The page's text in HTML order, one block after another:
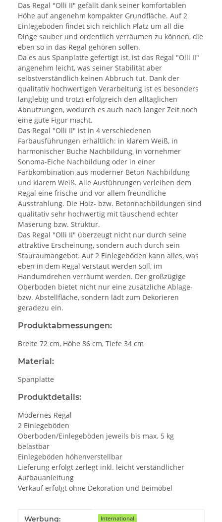
Das Regal "Olli II" gefällt dank seiner komfortablen
Höhe auf angenehm kompakter Grundfläche. Auf 2
Einlegeböden findet sich reichlich Platz um all die
Dinge sauber und ordentlich verräumen zu können, die
eben so in das Regal gehören sollen.
Da es aus Spanplatte gefertigt ist, ist das Regal "Olli II"
angenehm leicht, was seiner Stabilität aber
selbstverständlich keinen Abbruch tut. Dank der
qualitativ hochwertigen Verarbeitung ist es besonders
langlebig und trotzt erfolgreich den alltäglichen
Abnutzungen, wodurch es auch nach langer Zeit noch
eine gute Figur macht.
Das Regal "Olli II" ist in 4 verschiedenen
Farbausführungen erhältlich: in klarem Weiß, in
harmonischer Buche Nachbildung, in vornehmer
Sonoma-Eiche Nachbildung oder in einer
Farbkombination aus moderner Beton Nachbildung
und klarem Weiß. Alle Ausführungen verleihen dem
Regal eine frische und vor allem freundliche
Ausstrahlung. Die Holz- bzw. Betonnachbildungen sind
qualitativ sehr hochwertig mit täuschend echter
Maserung bzw. Struktur.
Das Regal "Olli II" überzeugt nicht nur durch seine
attraktive Erscheinung, sondern auch durch sein
Stauraumangebot. Auf 2 Einlegeböden kann alles, was
eben in dem Regal verstaut werden soll, im
Handumdrehen verräumt werden. Der großzügige
Oberboden bietet nicht nur eine zusätzliche Ablage-
bzw. Abstellfläche, sondern lädt zum Dekorieren
geradezu ein.
Produktabmessungen:
Breite 72 cm, Höhe 86 cm, Tiefe 34 cm
Material:
Spanplatte
Produktdetails:
Modernes Regal
2 Einlegeböden
Oberboden/Einlegeböden jeweils bis max. 5 kg
belastbar
Einlegeböden höhenverstellbar
Lieferung erfolgt zerlegt inkl. leicht verständlicher
Aufbauanleitung
Verkauf erfolgt ohne Dekoration und Beimöbel
Produkteigenschaft
Wert
Werbung: International